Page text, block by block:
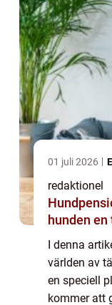
01 juli 2026
redaktionel
hunden
I denna
världen av
en speciell
kommer att